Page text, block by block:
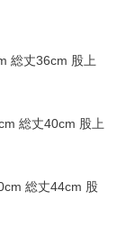
総丈36cm 股上
総丈40cm 股上
総丈44cm 股